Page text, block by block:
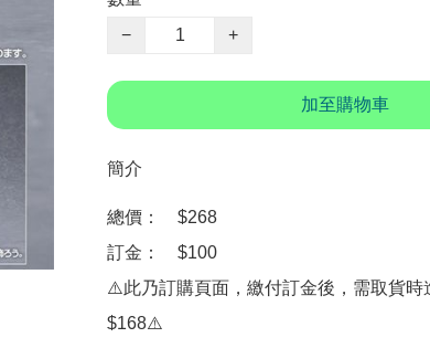
−
+
加至購物車
簡介
總價：　$268
訂金：　$100
⚠️此乃訂購頁面，繳付訂金後，需取貨時
$168⚠️